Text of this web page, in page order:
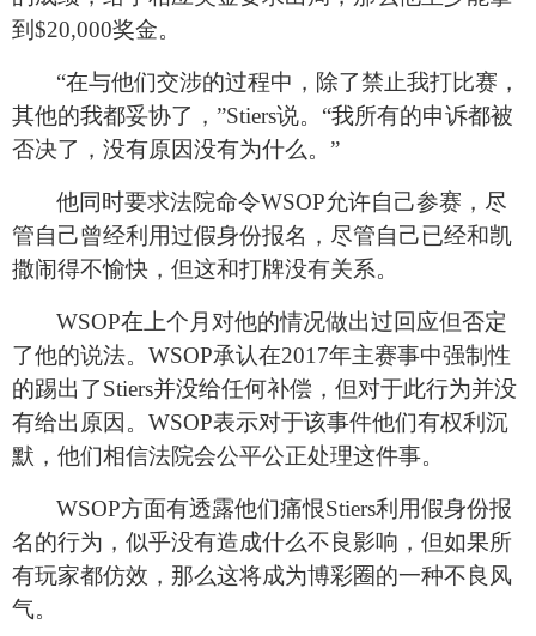
到$20,000奖金。
“在与他们交涉的过程中，除了禁止我打比赛，
其他的我都妥协了，”Stiers说。“我所有的申诉都被
否决了，没有原因没有为什么。”
他同时要求法院命令WSOP允许自己参赛，尽
管自己曾经利用过假身份报名，尽管自己已经和凯
撒闹得不愉快，但这和打牌没有关系。
WSOP在上个月对他的情况做出过回应但否定
了他的说法。WSOP承认在2017年主赛事中强制性
的踢出了Stiers并没给任何补偿，但对于此行为并没
有给出原因。WSOP表示对于该事件他们有权利沉
默，他们相信法院会公平公正处理这件事。
WSOP方面有透露他们痛恨Stiers利用假身份报
名的行为，似乎没有造成什么不良影响，但如果所
有玩家都仿效，那么这将成为博彩圈的一种不良风
气。